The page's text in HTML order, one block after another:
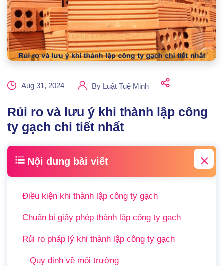
Aug 31, 2024 By Luật Tuệ Minh
Rủi ro và lưu ý khi thành lập công
ty gạch chi tiết nhất
Nội dung bài viết
Điều kiện khi thành lập công ty gạch
Chuẩn bị giấy phép thành lập công ty gạch
Rủi ro pháp lý khi thành lập công ty gạch
Quy định về môi trường